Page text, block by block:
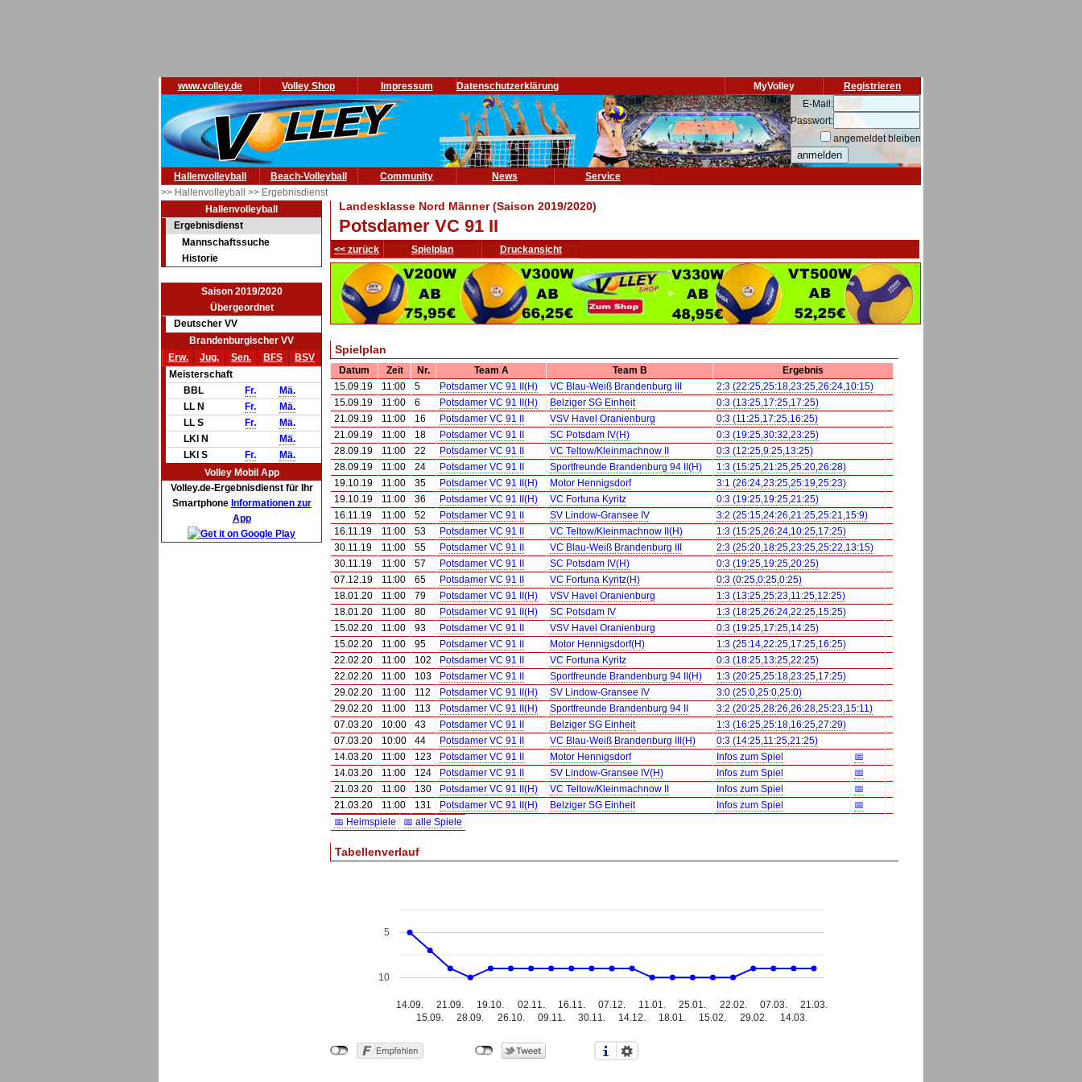
www.volley.de Volley Shop Impressum Datenschutzerklärung Registrieren
MyVolley
E-Mail:
Passwort:
angemeldet bleiben
Hallenvolleyball Beach-Volleyball Community News
Service
>> Hallenvolleyball >> Ergebnisdienst
Hallenvolleyball
Ergebnisdienst
Mannschaftssuche
Historie
Saison 2019/2020
Übergeordnet
Deutscher VV
Brandenburgischer VV
Erw.
Jug. Sen. BFS
BSV
Meisterschaft
BBL
Fr.
Mä.
LL N
Fr.
Mä.
LL S
Fr.
Mä.
LKl N
Mä.
LKl S
Fr.
Mä.
Volley Mobil App
Volley.de-Ergebnisdienst für Ihr
Smartphone Informationen zur
App
Landesklasse Nord Männer (Saison 2019/2020)
Potsdamer VC 91 II
<< zurück Spielplan Druckansicht
Spielplan
Datum Zeit Nr. Team A Team B
Ergebnis
15.09.19
11:00 5 Potsdamer VC 91 II(H) VC Blau-Weiß Brandenburg III
2:3 (22:25,25:18,23:25,26:24,10:15)
15.09.19
11:00 6 Potsdamer VC 91 II(H) Belziger SG Einheit
0:3 (13:25,17:25,17:25)
21.09.19
11:00 16 Potsdamer VC 91 II VSV Havel Oranienburg
0:3 (11:25,17:25,16:25)
21.09.19
11:00 18 Potsdamer VC 91 II SC Potsdam IV(H)
0:3 (19:25,30:32,23:25)
28.09.19
11:00 22 Potsdamer VC 91 II VC Teltow/Kleinmachnow II
0:3 (12:25,9:25,13:25)
28.09.19
11:00 24 Potsdamer VC 91 II Sportfreunde Brandenburg 94 II(H)
1:3 (15:25,21:25,25:20,26:28)
19.10.19
11:00 35 Potsdamer VC 91 II(H) Motor Hennigsdorf
3:1 (26:24,23:25,25:19,25:23)
19.10.19
11:00 36 Potsdamer VC 91 II(H) VC Fortuna Kyritz
0:3 (19:25,19:25,21:25)
16.11.19
11:00 52 Potsdamer VC 91 II SV Lindow-Gransee IV
3:2 (25:15,24:26,21:25,25:21,15:9)
16.11.19
11:00 53 Potsdamer VC 91 II VC Teltow/Kleinmachnow II(H)
1:3 (15:25,26:24,10:25,17:25)
30.11.19
11:00 55 Potsdamer VC 91 II VC Blau-Weiß Brandenburg III
2:3 (25:20,18:25,23:25,25:22,13:15)
30.11.19
11:00 57 Potsdamer VC 91 II SC Potsdam IV(H)
0:3 (19:25,19:25,20:25)
07.12.19
11:00 65 Potsdamer VC 91 II VC Fortuna Kyritz(H)
0:3 (0:25,0:25,0:25)
18.01.20
11:00 79 Potsdamer VC 91 II(H) VSV Havel Oranienburg
1:3 (13:25,25:23,11:25,12:25)
18.01.20
11:00 80 Potsdamer VC 91 II(H) SC Potsdam IV
1:3 (18:25,26:24,22:25,15:25)
15.02.20
11:00 93 Potsdamer VC 91 II VSV Havel Oranienburg
0:3 (19:25,17:25,14:25)
15.02.20
11:00 95 Potsdamer VC 91 II Motor Hennigsdorf(H)
1:3 (25:14,22:25,17:25,16:25)
22.02.20
11:00 102 Potsdamer VC 91 II VC Fortuna Kyritz
0:3 (18:25,13:25,22:25)
22.02.20
11:00 103 Potsdamer VC 91 II Sportfreunde Brandenburg 94 II(H)
1:3 (20:25,25:18,23:25,17:25)
29.02.20
11:00 112 Potsdamer VC 91 II(H) SV Lindow-Gransee IV
3:0 (25:0,25:0,25:0)
29.02.20
11:00 113 Potsdamer VC 91 II(H) Sportfreunde Brandenburg 94 II
3:2 (20:25,28:26,26:28,25:23,15:11)
07.03.20
10:00 43 Potsdamer VC 91 II Belziger SG Einheit
1:3 (16:25,25:18,16:25,27:29)
07.03.20
10:00 44 Potsdamer VC 91 II VC Blau-Weiß Brandenburg III(H)
0:3 (14:25,11:25,21:25)
14.03.20
11:00 123 Potsdamer VC 91 II Motor Hennigsdorf Infos zum Spiel
📅
14.03.20
11:00 124 Potsdamer VC 91 II SV Lindow-Gransee IV(H) Infos zum Spiel
📅
21.03.20
11:00 130 Potsdamer VC 91 II(H) VC Teltow/Kleinmachnow II Infos zum Spiel
📅
21.03.20
11:00 131 Potsdamer VC 91 II(H) Belziger SG Einheit Infos zum Spiel
📅
📅 Heimspiele
📅 alle Spiele
Tabellenverlauf
14.09.
15.09.
21.09.
28.09.
19.10.
26.10.
02.11.
09.11.
16.11.
30.11.
07.12.
14.12.
11.01.
18.01.
25.01.
15.02.
22.02.
29.02.
07.03.
14.03.
21.03.
5
10